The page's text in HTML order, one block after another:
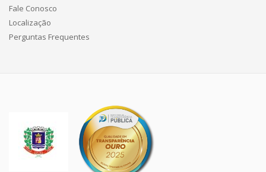
Fale Conosco
Localização
Perguntas Frequentes